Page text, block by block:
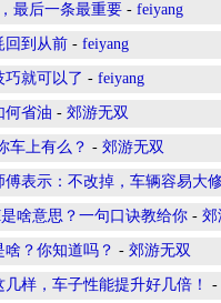
最后一条最重要 - feiyang
回到从前 - feiyang
就可以了 - feiyang
何省油 - 郊游无双
车上有么？ - 郊游无双
表示：不改掉，车辆容易大
啥意思？一句口诀教给你 - 郊
？你知道吗？ - 郊游无双
样，车子性能提升好几倍！ -